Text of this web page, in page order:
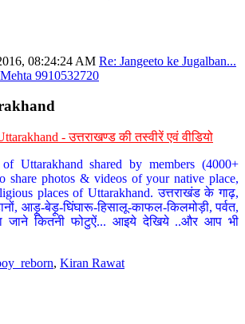
08:24:24 AM Re: Jangeeto ke Jugalban...
9910532720
- उत्तराखण्ड की तस्वीरें एवं वीडियो
Uttarakhand shared by members (4000+
share photos & videos of your native place,
places of Uttarakhand. उत्तराखंड के गाढ़,
आड़ू-बेड़ू-घिंघारू-हिसालू-काफल-किलमोड़ी, पर्वत,
जाने कितनी फोटुऐं... आइये देखिये ..और आप भी
, Kiran Rawat